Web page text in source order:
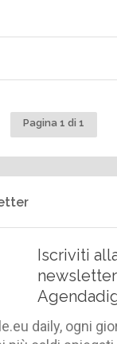
Pagina 1 di 1
Iscriviti
daily, ogni